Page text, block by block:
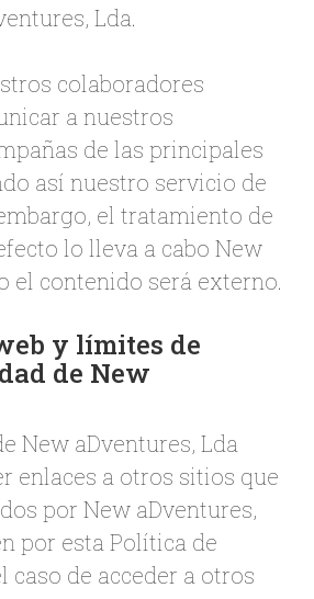
Lda.
colaboradores
a nuestros
de las principales
así nuestro servicio de
el tratamiento de
lo lleva a cabo New
el contenido será externo.
y límites de
de New
New aDventures, Lda
enlaces a otros sitios que
por New aDventures,
por esta Política de
caso de acceder a otros